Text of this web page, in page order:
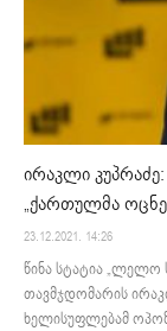
ირაკლი
„ქართულმა
23.12.2021. 14:26
წინა სტატია „ლელო
თავმჯდომარის
ხელისუფლებამ